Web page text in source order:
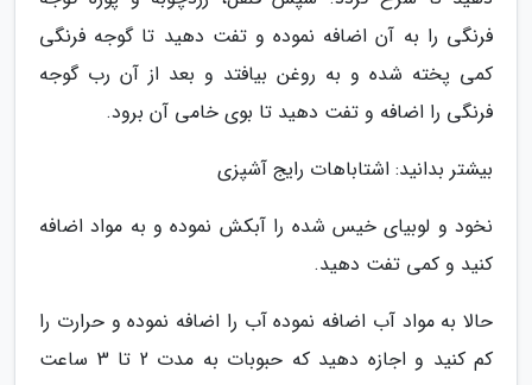
فرنگی را به آن اضافه نموده و تفت دهید تا گوجه فرنگی
کمی پخته شده و به روغن بیافتد و بعد از آن رب گوجه
فرنگی را اضافه و تفت دهید تا بوی خامی آن برود.
بیشتر بدانید: اشتاباهات رایج آشپزی
نخود و لوبیای خیس شده را آبکش نموده و به مواد اضافه
کنید و کمی تفت دهید.
حالا به مواد آب اضافه نموده آب را اضافه نموده و حرارت را
کم کنید و اجازه دهید که حبوبات به مدت 2 تا 3 ساعت